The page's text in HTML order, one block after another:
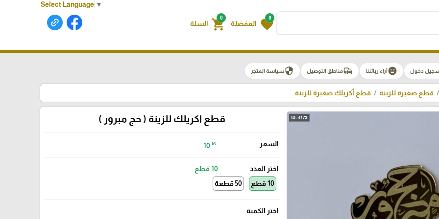
Select Language ▼
0
favorite المفضلة
0
shopping_cart السلة
دخول emoji_emotionsآراء زبائننا commuteمناطق التوصيل securityسياسة المتجر
قطع صغيرة للزينة قطع أكريلك صغيرة للزينة
قطع اكريلك للزينة ( حج مبرور )
السعر 10 ₪
اختر العدد
10 قطع
10 قطع
50 قطعة
اختر الكمية